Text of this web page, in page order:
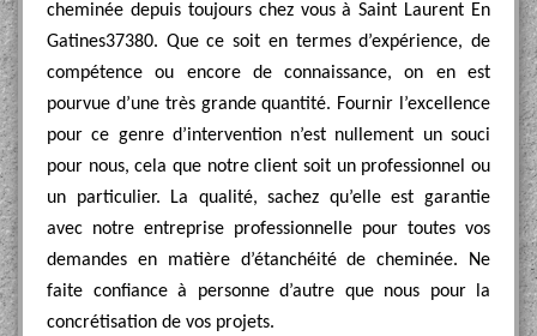
cheminée depuis toujours chez vous à Saint Laurent En
Gatines37380. Que ce soit en termes d’expérience, de
compétence ou encore de connaissance, on en est
pourvue d’une très grande quantité. Fournir l’excellence
pour ce genre d’intervention n’est nullement un souci
pour nous, cela que notre client soit un professionnel ou
un particulier. La qualité, sachez qu’elle est garantie
avec notre entreprise professionnelle pour toutes vos
demandes en matière d’étanchéité de cheminée. Ne
faite confiance à personne d’autre que nous pour la
concrétisation de vos projets.